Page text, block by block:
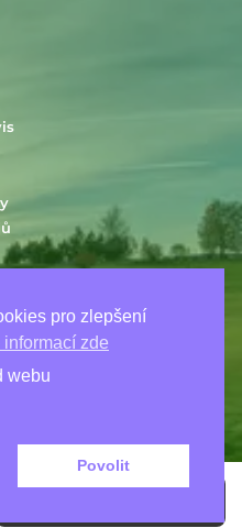
pro zlepšení
informací zde
webu
Povolit